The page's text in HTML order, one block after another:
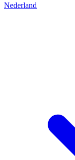
Nederland